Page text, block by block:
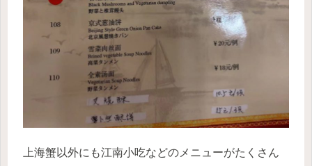
上海蟹以外にも江南小吃などのメニューがたくさん